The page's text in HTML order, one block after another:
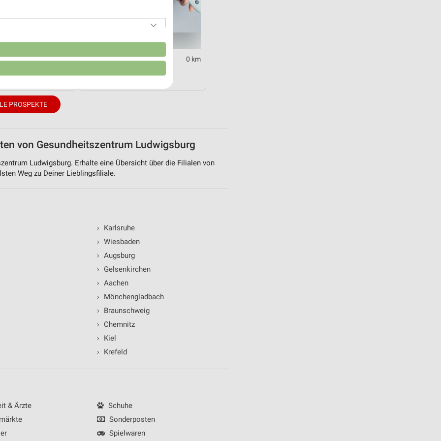
0 km
2026
0 km
PROSPEKTE
von Gesundheitszentrum Ludwigsburg
Ludwigsburg. Erhalte eine Übersicht über die Filialen von
Weg zu Deiner Lieblingsfiliale.
›
Karlsruhe
› Wiesbaden
› Augsburg
›
Gelsenkirchen
› Aachen
›
Mönchengladbach
›
Braunschweig
›
Chemnitz
›
Kiel
›
Krefeld
& Ärzte
Schuhe
Sonderposten
Spielwaren